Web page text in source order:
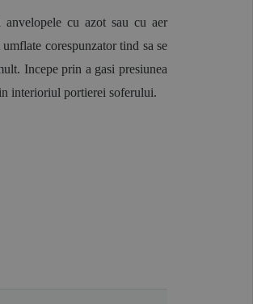
anvelopele cu azot sau cu aer
corespunzator tind sa se
Incepe prin a gasi presiunea
interioriul portierei soferului.